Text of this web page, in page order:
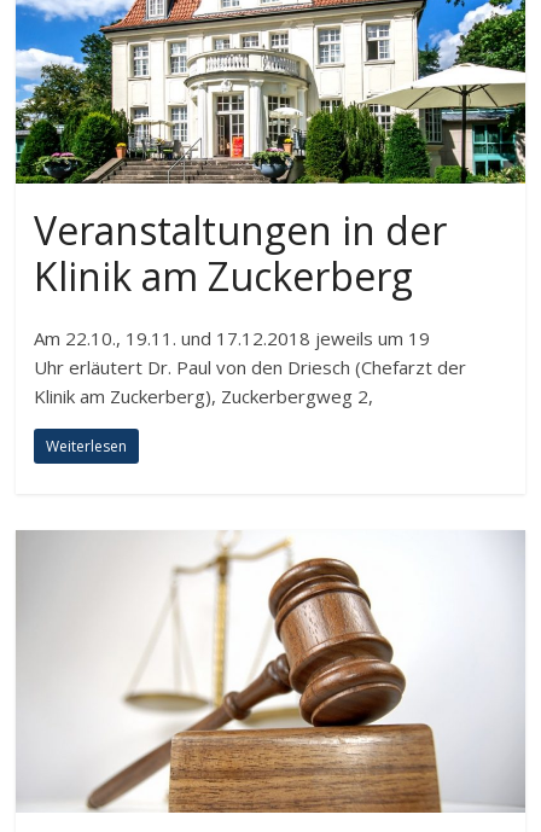
Veranstaltungen in der
Klinik am Zuckerberg
Am 22.10., 19.11. und 17.12.2018 jeweils um 19
Uhr erläutert Dr. Paul von den Driesch (Chefarzt der
Klinik am Zuckerberg), Zuckerbergweg 2,
Weiterlesen